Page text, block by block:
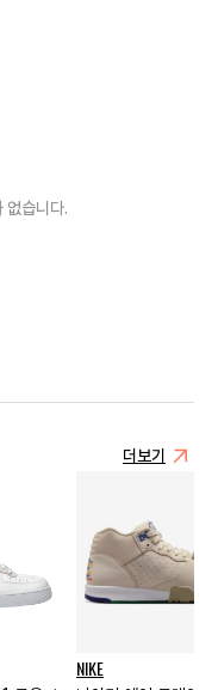
없습니다.
더보기
NIKE